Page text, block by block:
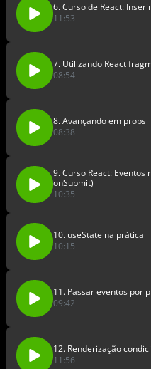
6. Curso de React:
11:53
7. Utilizando React
08:54
8. Avançando em props
08:38
9. Curso React: Eventos
onSubmit)
10:35
10. useState na prática
10:15
11. Passar eventos por
09:42
12. Renderização
11:56